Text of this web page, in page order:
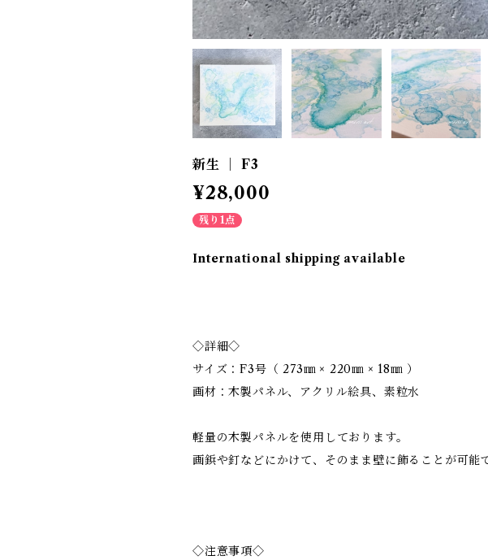
新生 ｜ F3
¥28,000
残り1点
International shipping available
◇詳細◇
サイズ：F3号（ 273㎜ × 220㎜ × 18㎜ ）
画材：木製パネル、アクリル絵具、素粒水
軽量の木製パネルを使用しております。
画鋲や釘などにかけて、そのまま壁に飾ることが可能
◇注意事項◇